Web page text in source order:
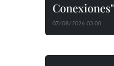
Conexiones"
07/08/2026 03:08